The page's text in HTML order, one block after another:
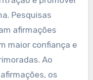
Pesquisas
afirmações
maior confiança e
Ao
os